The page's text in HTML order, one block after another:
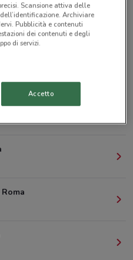
© OpenStreetMap contributors
Scansione attiva delle
Archiviare
Pubblicità e contenuti
dei contenuti e degli
di servizi.
Accetto